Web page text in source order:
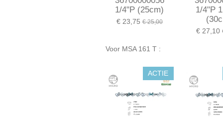
1/4"P (25cm)
€ 23,75 € 25,00
1/4"P
€ 27,10
Voor MSA 161 T :
ACTIE